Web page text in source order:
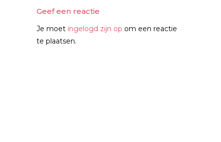
Geef een reactie
Je moet ingelogd zijn op om een reactie
te plaatsen.